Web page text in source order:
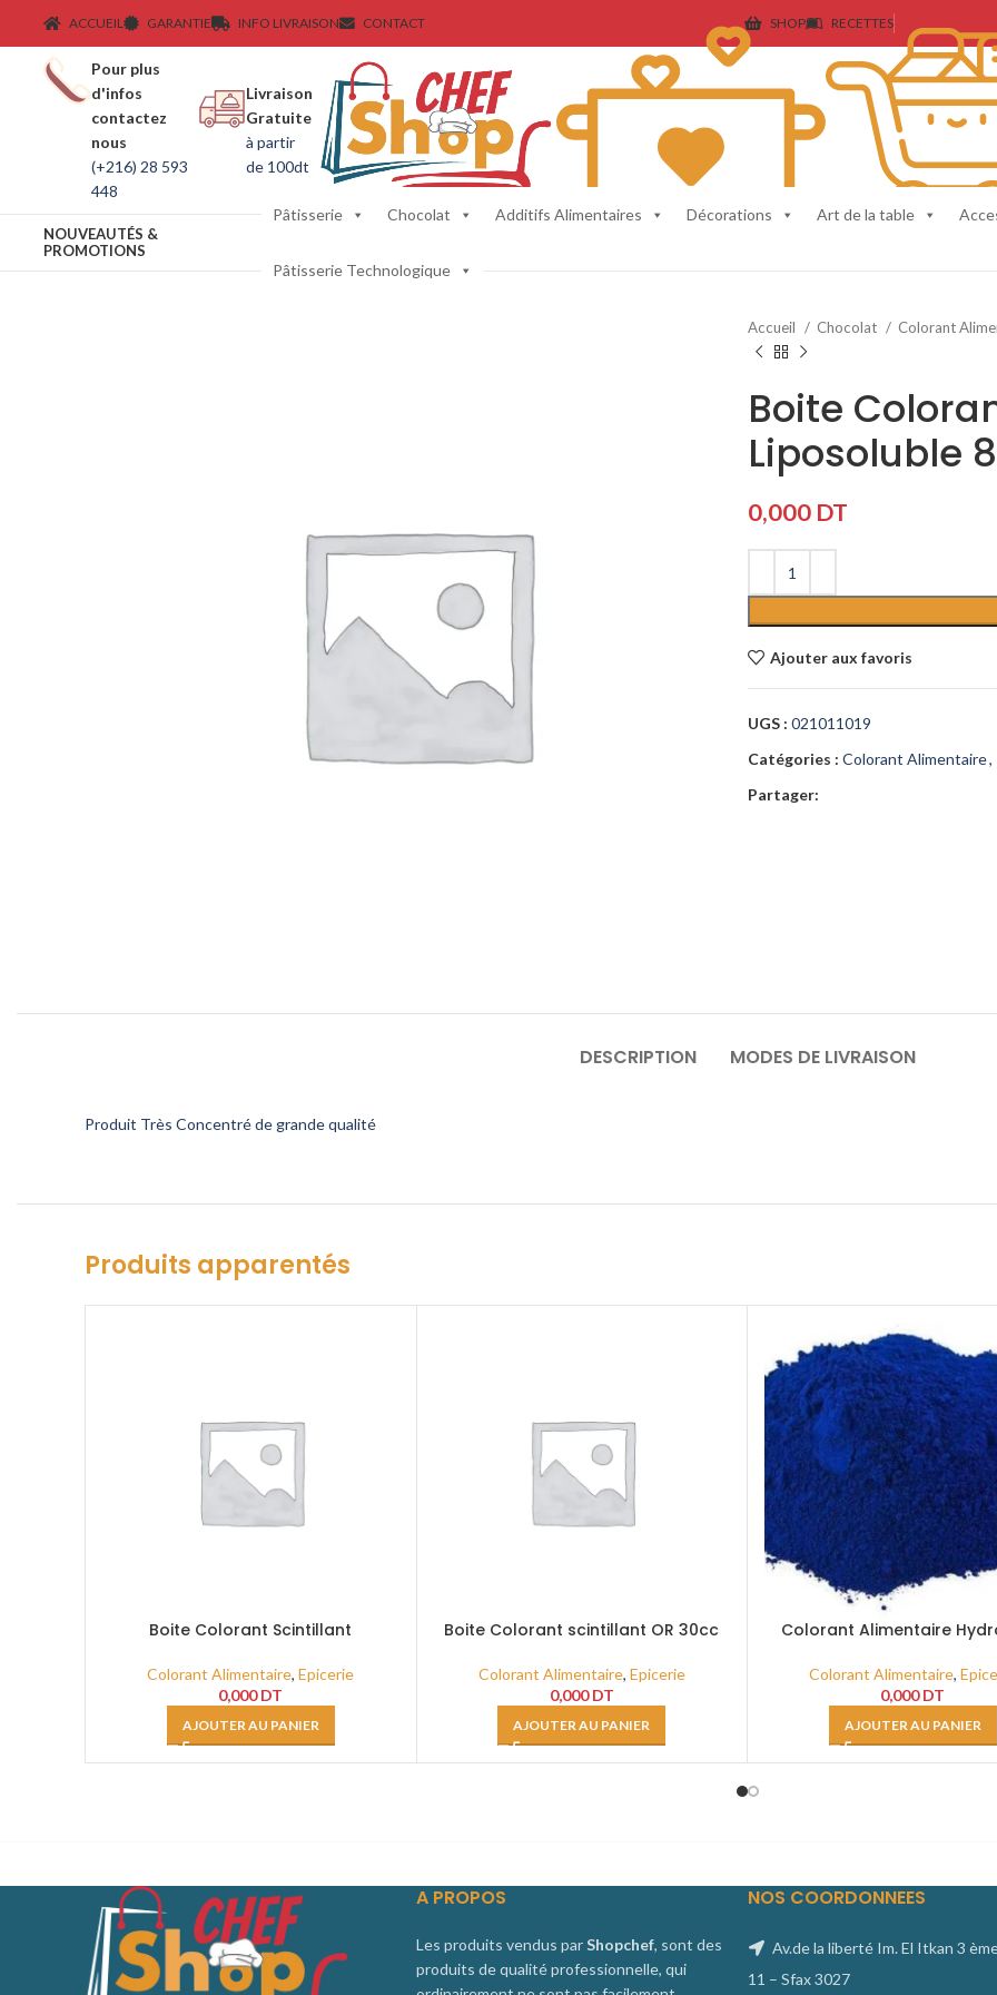
ACCUEIL GARANTIE INFO LIVRAISON CONTACT SHOP RECETTES
Pour plus
d'infos
contactez
nous
(+216) 28 593
448
Livraison
Gratuite
à partir
de 100dt
NOUVEAUTÉS &
PROMOTIONS
Pâtisserie Chocolat Additifs Alimentaires Décorations Art de la table
Pâtisserie Technologique
Accueil Chocolat Colorant
Boite
Liposoluble
0,000 DT
Ajouter aux favoris
UGS : 021011019
Catégories : Colorant Alimentaire,
Partager:
DESCRIPTION MODES DE LIVRAISON
Produit Très Concentré de grande qualité
Produits apparentés
Boite Colorant Scintillant
Colorant Alimentaire,Epicerie
0,000DT
AJOUTER AU PANIER
Boite Colorant scintillant OR 30cc
Colorant Alimentaire, Epicerie
0,000DT
AJOUTER AU PANIER
Colorant Alimentaire
Colorant Alimentaire,
0,000DT
AJOUTER AU PANIER
A PROPOS
Les produits vendus parShopchef, sont des
produits de qualité professionnelle, qui
NOS COORDONNEES
Av.de la liberté Im. El Itkan 3
11 – Sfax 3027